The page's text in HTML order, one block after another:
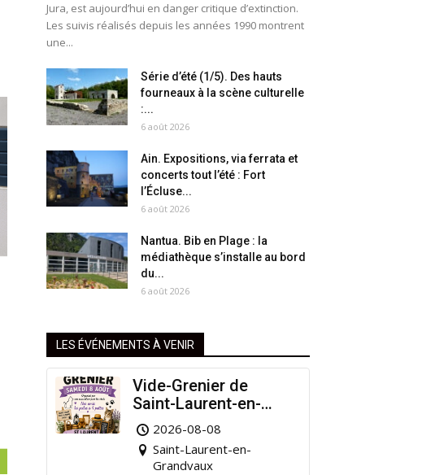
Jura, est aujourd’hui en danger critique d’extinction.
Les suivis réalisés depuis les années 1990 montrent
une...
Série d’été (1/5). Des hauts
fourneaux à la scène culturelle
:...
6 août 2026
Ain. Expositions, via ferrata et
concerts tout l’été : Fort
l’Écluse...
6 août 2026
Nantua. Bib en Plage : la
médiathèque s’installe au bord
du...
6 août 2026
LES ÉVÉNEMENTS À VENIR
Vide-Grenier de
Saint-Laurent-en-
Grandvaux : Venez
chiner pour la bonne
cause !
2026-08-08
Saint-Laurent-en-
Grandvaux